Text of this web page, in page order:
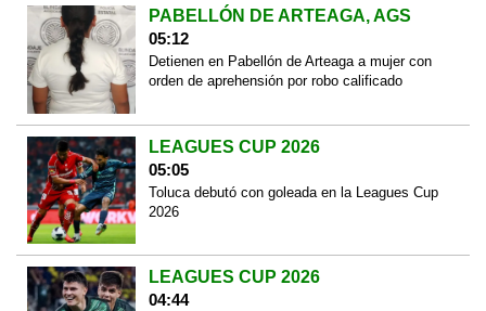
PABELLÓN DE ARTEAGA, AGS
05:12
Detienen en Pabellón de Arteaga a mujer con
orden de aprehensión por robo calificado
LEAGUES CUP 2026
05:05
Toluca debutó con goleada en la Leagues Cup
2026
LEAGUES CUP 2026
04:44